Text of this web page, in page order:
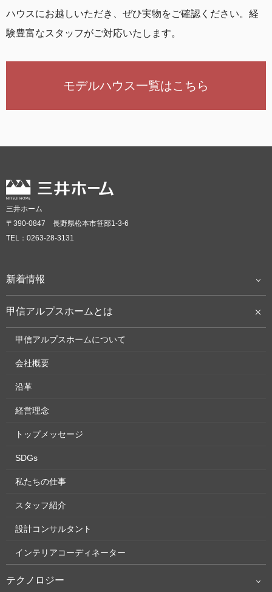
ハウスにお越しいただき、ぜひ実物をご確認ください。 経
験豊富なスタッフがご対応いたします。
モデルハウス一覧はこちら
三井ホーム
〒390-0847 長野県松本市笹部1-3-6
TEL：0263-28-3131
新着情報
甲信アルプスホームとは
甲信アルプスホームについて
会社概要
沿革
経営理念
トップメッセージ
SDGs
私たちの仕事
スタッフ紹介
設計コンサルタント
インテリアコーディネーター
テクノロジー